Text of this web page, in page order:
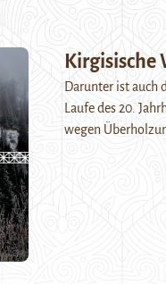
Kirgisische
Darunter ist auch
Laufe des 20.
wegen